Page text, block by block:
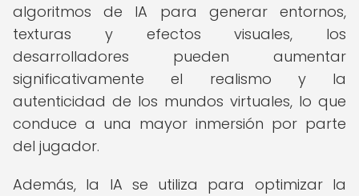
algoritmos de IA para generar entornos,
texturas y efectos visuales, los
desarrolladores pueden aumentar
significativamente el realismo y la
autenticidad de los mundos virtuales, lo que
conduce a una mayor inmersión por parte
del jugador.
Además, la IA se utiliza para optimizar la